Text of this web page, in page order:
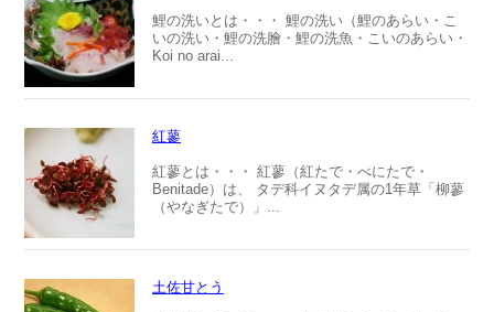
鯉の洗いとは・・・ 鯉の洗い（鯉のあらい・こ
いの洗い・鯉の洗膾・鯉の洗魚・こいのあらい・
Koi no arai...
紅蓼
紅蓼とは・・・ 紅蓼（紅たで・べにたで・
Benitade）は、 タデ科イヌタデ属の1年草「柳蓼
（やなぎたで）」...
土佐甘とう